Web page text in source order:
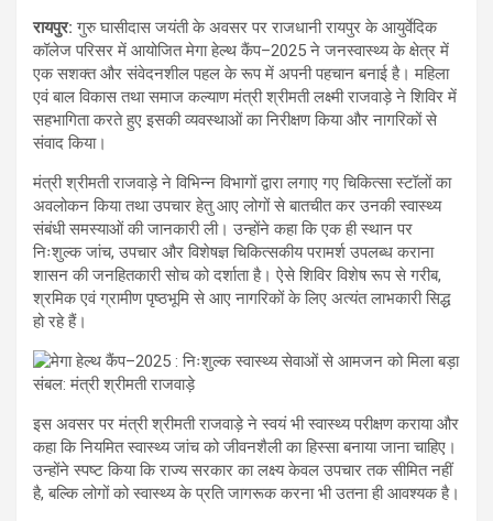
रायपुर:गुरु घासीदास जयंती के अवसर पर राजधानी रायपुर के आयुर्वेदिक
कॉलेज परिसर में आयोजित मेगा हेल्थ कैंप–2025 ने जनस्वास्थ्य के क्षेत्र में
एक सशक्त और संवेदनशील पहल के रूप में अपनी पहचान बनाई है। महिला
एवं बाल विकास तथा समाज कल्याण मंत्री श्रीमती लक्ष्मी राजवाड़े ने शिविर में
सहभागिता करते हुए इसकी व्यवस्थाओं का निरीक्षण किया और नागरिकों से
संवाद किया।
मंत्री श्रीमती राजवाड़े ने विभिन्न विभागों द्वारा लगाए गए चिकित्सा स्टॉलों का
अवलोकन किया तथा उपचार हेतु आए लोगों से बातचीत कर उनकी स्वास्थ्य
संबंधी समस्याओं की जानकारी ली। उन्होंने कहा कि एक ही स्थान पर
निःशुल्क जांच, उपचार और विशेषज्ञ चिकित्सकीय परामर्श उपलब्ध कराना
शासन की जनहितकारी सोच को दर्शाता है। ऐसे शिविर विशेष रूप से गरीब,
श्रमिक एवं ग्रामीण पृष्ठभूमि से आए नागरिकों के लिए अत्यंत लाभकारी सिद्ध
हो रहे हैं।
इस अवसर पर मंत्री श्रीमती राजवाड़े ने स्वयं भी स्वास्थ्य परीक्षण कराया और
कहा कि नियमित स्वास्थ्य जांच को जीवनशैली का हिस्सा बनाया जाना चाहिए।
उन्होंने स्पष्ट किया कि राज्य सरकार का लक्ष्य केवल उपचार तक सीमित नहीं
है, बल्कि लोगों को स्वास्थ्य के प्रति जागरूक करना भी उतना ही आवश्यक है।